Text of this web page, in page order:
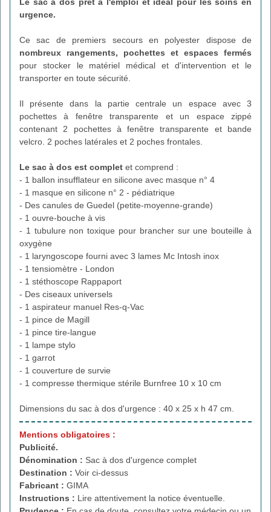
urgence.
Ce sac de premiers secours en polyester dispose de
nombreux rangements, pochettes et espaces fermés
pour stocker le matériel médical et d'intervention et le
transporter en toute sécurité.
Il présente dans la partie centrale un espace avec 3
pochettes à fenêtre transparente et un espace zippé
contenant 2 pochettes à fenêtre transparente et bande
velcro. 2 poches latérales et 2 poches frontales.
Le sac à dos est complet et comprend :
- 1 ballon insufflateur en silicone avec masque n° 4
- 1 masque en silicone n° 2 - pédiatrique
- Des canules de Guedel (petite-moyenne-grande)
- 1 ouvre-bouche à vis
- 1 tubulure non toxique pour brancher sur une bouteille à
oxygène
- 1 laryngoscope fourni avec 3 lames Mc Intosh inox
- 1 tensiomètre - London
- 1 stéthoscope Rappaport
- Des ciseaux universels
- 1 aspirateur manuel Res-q-Vac
- 1 pince de Magill
- 1 pince tire-langue
- 1 lampe stylo
- 1 garrot
- 1 couverture de survie
- 1 compresse thermique stérile Burnfree 10 x 10 cm
Dimensions du sac à dos d'urgence : 40 x 25 x h 47 cm.
Mentions obligatoires :
Publicité.
Dénomination : Sac à dos d'urgence complet
Destination : Voir ci-dessus
Fabricant : GIMA
Instructions : Lire attentivement la notice éventuelle.